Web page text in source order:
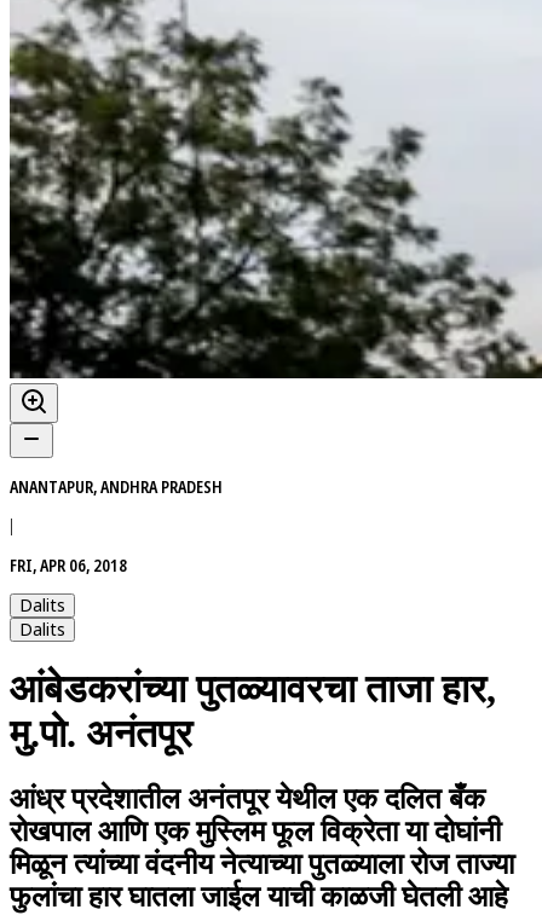
ANANTAPUR, ANDHRA PRADESH
|
FRI, APR 06, 2018
Dalits
Dalits
आंबेडकरांच्या पुतळ्यावरचा ताजा हार,
मु.पो. अनंतपूर
आंध्र प्रदेशातील अनंतपूर येथील एक दलित बँक
रोखपाल आणि एक मुस्लिम फूल विक्रेता या दोघांनी
मिळून त्यांच्या वंदनीय नेत्याच्या पुतळ्याला रोज ताज्या
फुलांचा हार घातला जाईल याची काळजी घेतली आहे